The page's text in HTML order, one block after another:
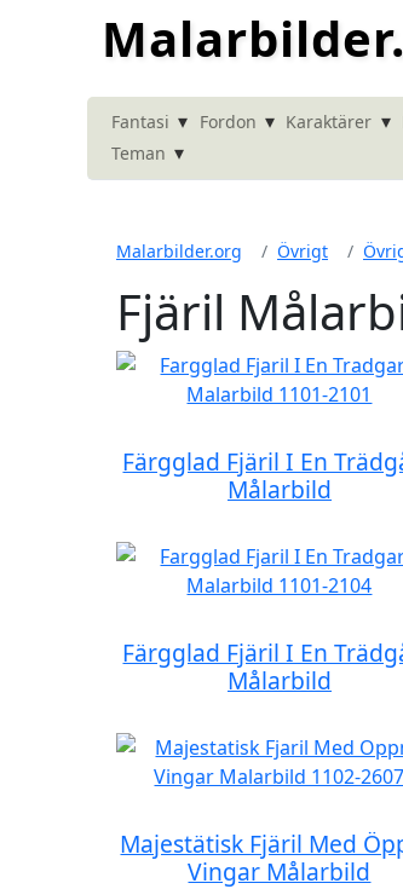
Fantasi ▾ Fordon ▾ Karaktärer ▾
Teman ▾
Malarbilder.org Övrigt
Fjäril
Färgglad Fjäril I En
Målarbild
Färgglad Fjäril I En
Målarbild
Majestätisk Fjäril Med
Vingar Målarbild